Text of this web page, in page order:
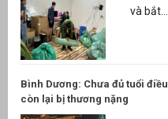
và bắt...
Bình Dương: Chưa đủ tuổi
còn lại bị thương nặng